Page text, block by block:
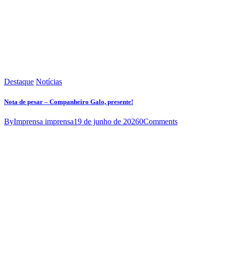
Destaque Notícias
Nota de pesar – Companheiro Galo, presente!
ByImprensa imprensa19 de junho de 20260Comments